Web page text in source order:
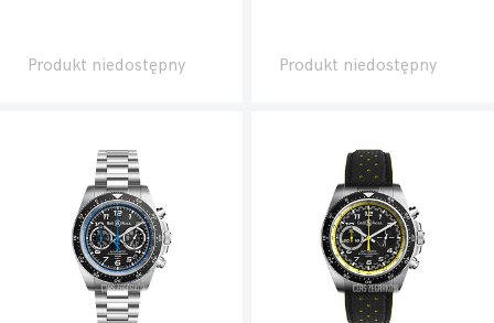
Produkt niedostępny Produkt niedostępny